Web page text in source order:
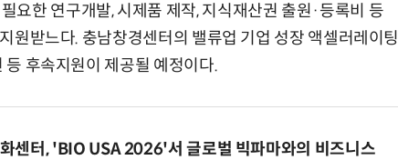
요한 연구개발, 시제품 제작, 지식재산권 출원·등록비 등
원받느다. 충남창경센터의 밸류업 기업 성장 액셀러레이팅
후속지원이 제공될 예정이다.
센터, 'BIO USA 2026'서 글로벌 빅파마와의 비즈니스